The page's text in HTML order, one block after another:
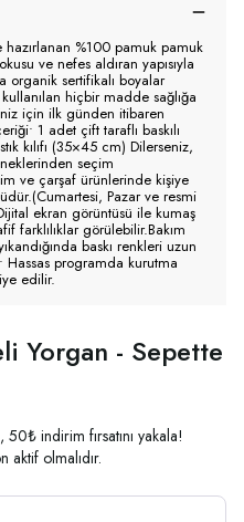
%100 pamuk pamuk
ve nefes aldıran yapısıyla
organik sertifikalı boyalar
hiçbir madde sağlığa
için ilk günden itibaren
1 adet çift taraflı baskılı
kılıfı (35×45 cm) Dilerseniz,
seçim
ve çarşaf ürünlerinde kişiye
Pazar ve resmi
ekran görüntüsü ile kumaş
farklılıklar görülebilir.Bakım
baskı renkleri uzun
Hassas programda kurutma
edilir.
Yorgan - Sepette
50₺ indirim fırsatını yakala!
aktif olmalıdır.